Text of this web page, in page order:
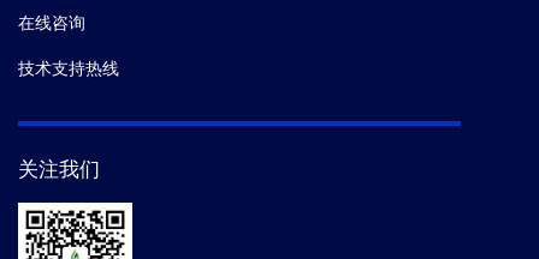
在线咨询
技术支持热线
关注我们